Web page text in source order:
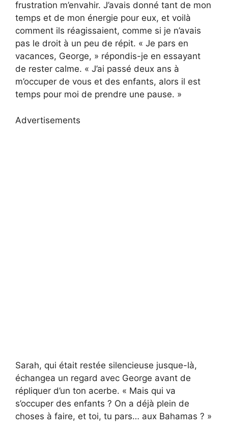
frustration m’envahir. J’avais donné tant de mon
temps et de mon énergie pour eux, et voilà
comment ils réagissaient, comme si je n’avais
pas le droit à un peu de répit. « Je pars en
vacances, George, » répondis-je en essayant
de rester calme. « J’ai passé deux ans à
m’occuper de vous et des enfants, alors il est
temps pour moi de prendre une pause. »
Advertisements
Sarah, qui était restée silencieuse jusque-là,
échangea un regard avec George avant de
répliquer d’un ton acerbe. « Mais qui va
s’occuper des enfants ? On a déjà plein de
choses à faire, et toi, tu pars… aux Bahamas ? »